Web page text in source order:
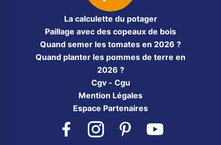
La calculette du potager
Paillage avec des copeaux de bois
Quand semer les tomates en 2026 ?
Quand planter les pommes de terre en
2026 ?
Cgv - Cgu
Mention Légales
Espace Partenaires
Facebook InstagramPinterest